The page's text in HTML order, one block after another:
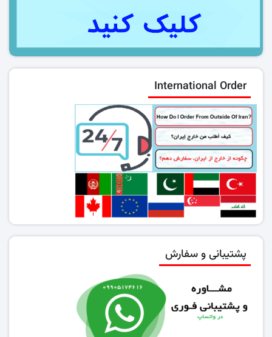
International Order
پشتیبانی و سفارش